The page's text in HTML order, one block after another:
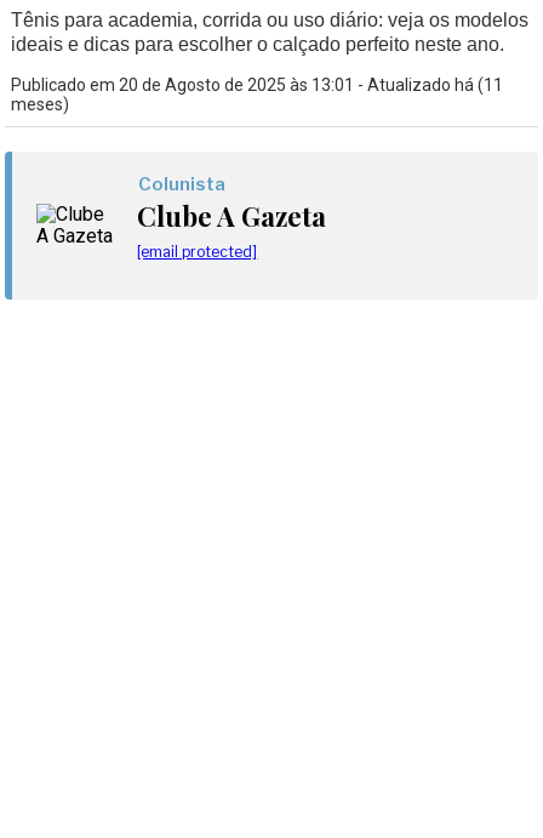
Tênis para academia, corrida ou uso diário: veja os modelos
ideais e dicas para escolher o calçado perfeito neste ano.
Publicado em 20 de Agosto de 2025 às 13:01 - Atualizado há (11
meses)
Colunista
Clube A Gazeta
[email protected]